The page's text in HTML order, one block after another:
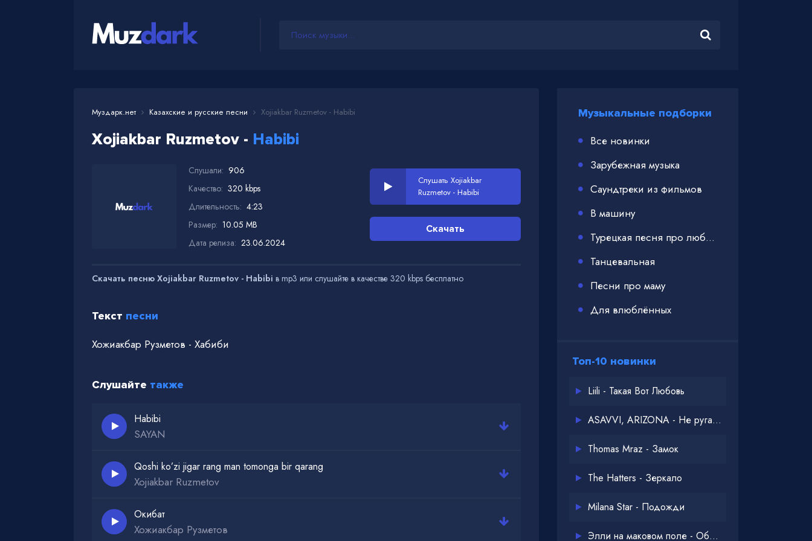
Муздарк.нет Казахские и русские песни Xojiakbar Ruzmetov - Habibi
Xojiakbar Ruzmetov - Habibi
Слушали: 906
Качество: 320 kbps
Длительность: 4:23
Размер: 10.05 MB
Дата релиза: 23.06.2024
Слушать Xojiakbar
Ruzmetov - Habibi
Скачать
Скачать песню Xojiakbar Ruzmetov - Habibi в mp3 или слушайте в качестве 320 kbps бесплатно
Текст песни
Хожиакбар Рузметов - Хабиби
Слушайте также
Habibi
SAYAN
Qoshi ko’zi jigar rang man tomonga bir qarang
Xojiakbar Ruzmetov
Окибат
Хожиакбар Рузметов
Музыкальные подборки
Все новинки
Зарубежная музыка
Саундтреки из фильмов
В машину
Турецкая песня про любовь
Танцевальная
Песни про маму
Для влюблённых
Топ-10 новинки
Liili - Такая Вот Любовь
ASAVVI, ARIZONA - Не ругайся
Thomas Mraz - Замок
The Hatters - Зеркало
Milana Star - Подожди
Элли на маковом поле - Обнимай